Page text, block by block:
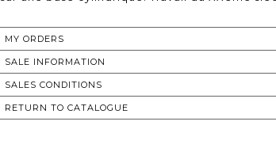
MY ORDERS
SALE INFORMATION
SALES CONDITIONS
RETURN TO CATALOGUE